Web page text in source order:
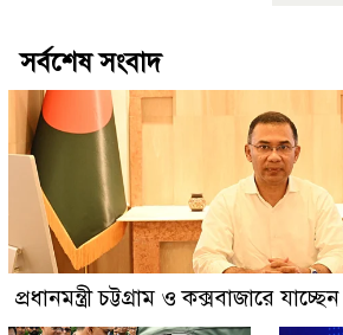
সর্বশেষ সংবাদ
প্রধানমন্ত্রী চট্টগ্রাম ও কক্সবাজারে